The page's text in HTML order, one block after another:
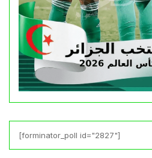
[forminator_poll id="2827"]